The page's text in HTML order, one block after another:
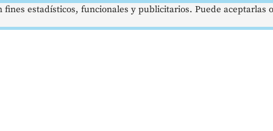
estadísticos, funcionales y publicitarios. Puede aceptarlas